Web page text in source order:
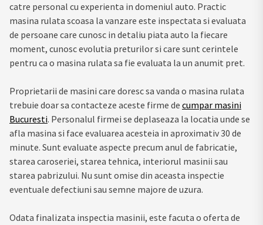
catre personal cu experienta in domeniul auto. Practic
masina rulata scoasa la vanzare este inspectata si evaluata
de persoane care cunosc in detaliu piata auto la fiecare
moment, cunosc evolutia preturilor si care sunt cerintele
pentru ca o masina rulata sa fie evaluata la un anumit pret.
Proprietarii de masini care doresc sa vanda o masina rulata
trebuie doar sa contacteze aceste firme de cumpar masini
Bucuresti. Personalul firmei se deplaseaza la locatia unde se
afla masina si face evaluarea acesteia in aproximativ 30 de
minute. Sunt evaluate aspecte precum anul de fabricatie,
starea caroseriei, starea tehnica, interiorul masinii sau
starea pabrizului. Nu sunt omise din aceasta inspectie
eventuale defectiuni sau semne majore de uzura.
Odata finalizata inspectia masinii, este facuta o oferta de